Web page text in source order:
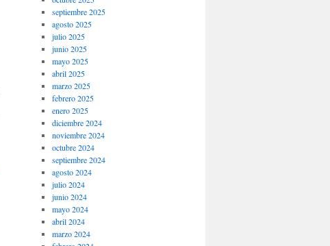
septiembre 2025
agosto 2025
julio 2025
junio 2025
mayo 2025
abril 2025
marzo 2025
febrero 2025
enero 2025
diciembre 2024
noviembre 2024
octubre 2024
septiembre 2024
agosto 2024
julio 2024
junio 2024
mayo 2024
abril 2024
marzo 2024